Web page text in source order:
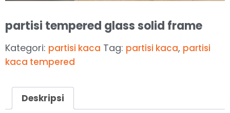
partisi tempered glass solid frame
Kategori: partisi kaca Tag: partisi kaca, partisi
kaca tempered
Deskripsi